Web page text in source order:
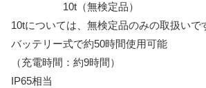
10t（無検定品）
10tについては、無検定品のみの取扱いで
バッテリー式で約50時間使用可能
（充電時間：約9時間）
IP65相当